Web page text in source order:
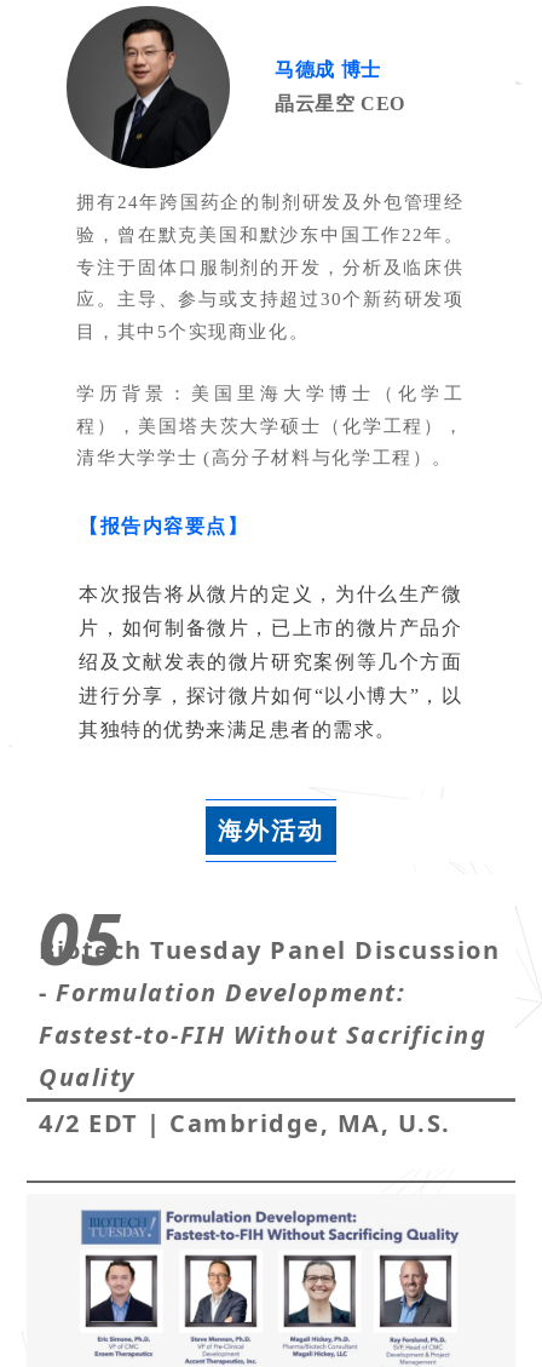
马德成 博士
晶云星空 CEO
拥有24年跨国药企的制剂研发及外包管理经
验，曾在默克美国和默沙东中国工作22年。
专注于固体口服制剂的开发，分析及临床供
应。主导、参与或支持超过30个新药研发项
目，其中5个实现商业化。
学历背景：美国里海大学博士（化学工
程），美国塔夫茨大学硕士（化学工程），
清华大学学士 (高分子材料与化学工程）。
【报告内容要点】
本次报告将从微片的定义，为什么生产微
片，如何制备微片，已上市的微片产品介
绍及文献发表的微片研究案例等几个方面
进行分享，探讨微片如何“以小博大”，以
其独特的优势来满足患者的需求。
海外活动
05
Biotech Tuesday Panel Discussion
-Formulation Development:
Fastest-to-FIH Without Sacrificing
Quality
4/2 EDT | Cambridge, MA, U.S.